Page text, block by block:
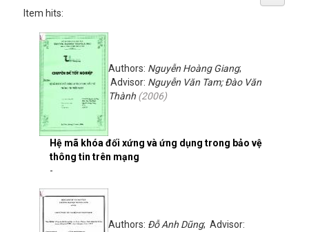
Item hits:
Hệ mã khóa đối xứng và ứng dụng trong bảo vệ
thông tin trên mạng
Authors: Nguyễn Hoàng Giang;
Advisor: Nguyễn Văn Tam; Đào Văn
Thành (2006)
-
Authors: Đỗ Anh Dũng; Advisor: